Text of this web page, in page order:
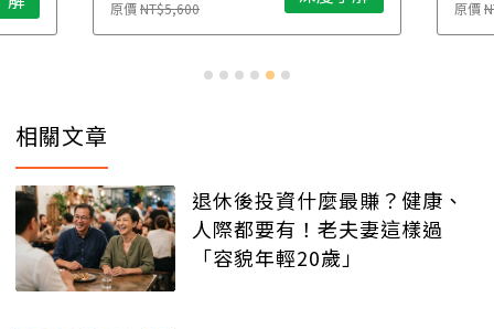
原價NT$5,600 原價
相關文章
退休後投資什麼最賺？健康、
人際都要有！老夫妻這樣過
「容貌年輕20歲」